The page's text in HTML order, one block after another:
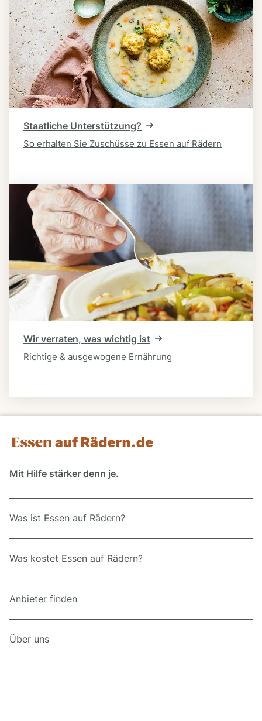
Staatliche Unterstützung?
So erhalten Sie Zuschüsse zu Essen auf Rädern
Wir verraten, was wichtig ist
Richtige & ausgewogene Ernährung
Mit Hilfe stärker denn je.
Was ist Essen auf Rädern?
Was kostet Essen auf Rädern?
Anbieter finden
Über uns